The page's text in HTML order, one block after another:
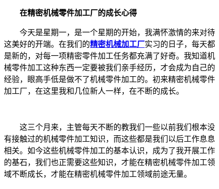
在精密机械零件加工厂的成长心得
今天是星期一，是一个星期的开始，我满怀激情的来对待
这美好的开端。在我们的精密机械加工厂实习的日子，每天都
是新的，对每一项精密零件加工任务都充满了好奇。我知道机
械零件加工这种东西一定要被我们亲手经历，才会成为自己的
经验，眼高手低是做不了机械零件加工的。初来精密机械零件
加工厂，在这里我和几位新人一样，在不断的成长。
这三个月来，主管每天不断的教我们一些以前我们根本没
有接触过的机械零件加工知识，而这些都是我们以后工作息息
相关。如今这些机械零件加工的基本认识，成为了我开展工作
的基石，我们也正需要这些知识，才能在精密机械零件加工领
域不断成长，才能在精密机械零件加工领域前途无量。